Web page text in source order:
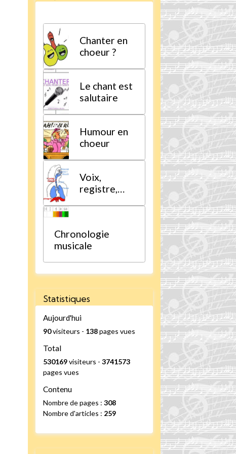
Chanter en
choeur ?
Le chant est
salutaire
Humour en
choeur
Voix,
registre,
Chronologie
musicale
Statistiques
Aujourd'hui
90visiteurs - 138pages vues
Total
530169visiteurs -3741573
pages vues
Contenu
Nombre de pages :308
Nombre d'articles : 259